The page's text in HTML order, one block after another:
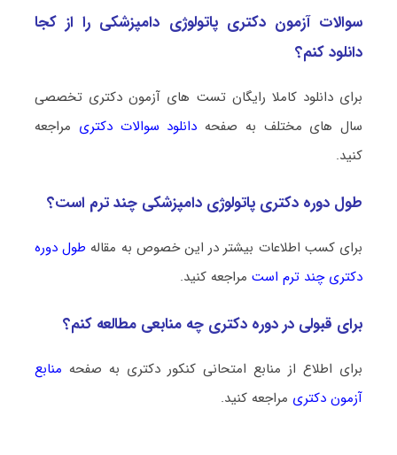
سوالات آزمون دکتری پاتولوژی دامپزشکی را از کجا
دانلود کنم؟
برای دانلود کاملا رایگان تست های آزمون دکتری تخصصی
سال های مختلف به صفحه دانلود سوالات دکتری مراجعه
کنید.
طول دوره دکتری پاتولوژی دامپزشکی چند ترم است؟
برای کسب اطلاعات بیشتر در این خصوص به مقاله طول دوره
دکتری چند ترم استمراجعه کنید.
برای قبولی در دوره دکتری چه منابعی مطالعه کنم؟
برای اطلاع از منابع امتحانی کنکور دکتری به صفحه منابع
آزمون دکتری مراجعه کنید.